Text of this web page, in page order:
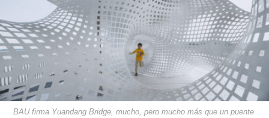
BAU firma Yuandang Bridge, mucho, pero mucho más que un puente